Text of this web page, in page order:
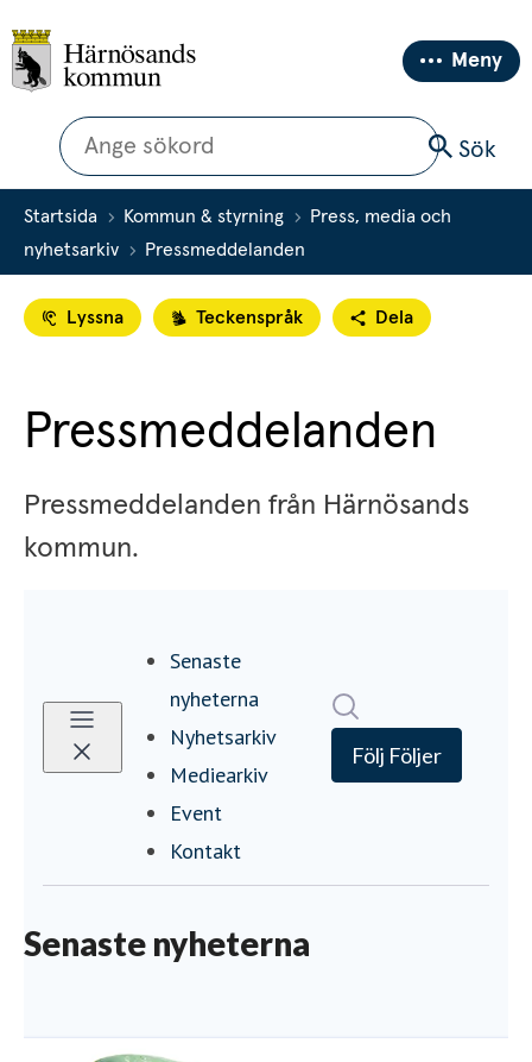
Meny
Sök
Sök
Startsida Kommun & styrning
Press, media och
nyhetsarkiv
Pressmeddelanden
Lyssna Teckenspråk Dela
Pressmeddelanden
Pressmeddelanden från Härnösands
kommun.